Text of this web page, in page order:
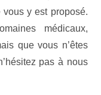
y est proposé.
médicaux,
que vous n’êtes
pas à nous